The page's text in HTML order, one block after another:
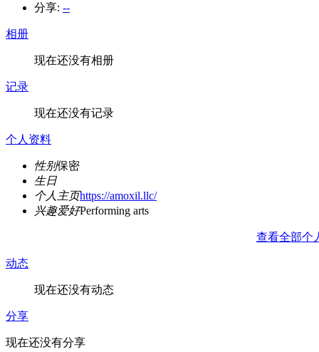
分享: --
相册
现在还没有相册
记录
现在还没有记录
个人资料
性别保密
生日
个人主页https://amoxil.llc/
兴趣爱好Performing arts
查看全部个
动态
现在还没有动态
分享
现在还没有分享